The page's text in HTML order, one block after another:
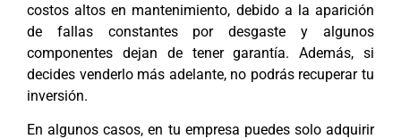
costos altos en mantenimiento, debido a la aparición
de fallas constantes por desgaste y algunos
componentes dejan de tener garantía. Además, si
decides venderlo más adelante, no podrás recuperar tu
inversión.
En algunos casos, en tu empresa puedes solo adquirir